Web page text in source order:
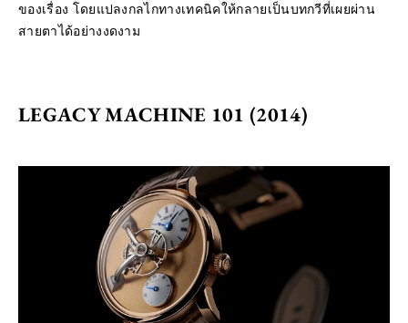
ของเรื่อง โดยแปลงกลไกทางเทคนิคให้กลายเป็นบทกวีที่เผยผ่าน
สายตาได้อย่างงดงาม
LEGACY MACHINE 101 (2014)